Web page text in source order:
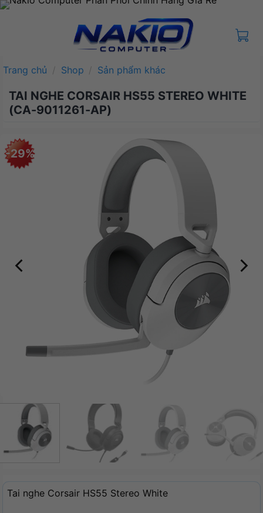
Bỏ
Trang chủ / Shop / Sản phẩm khác
TAI NGHE CORSAIR HS55 STEREO WHITE
(CA-9011261-AP)
-29%
Tai nghe Corsair HS55 Stereo White